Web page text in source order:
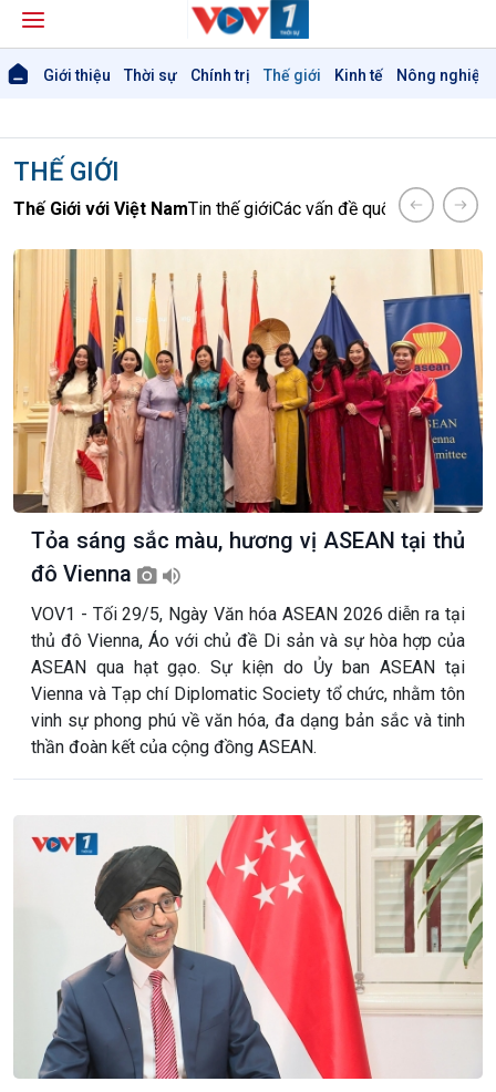
Giới thiệu Thời sự Chính trị Thế giới Kinh tế Nông nghiệp
THẾ GIỚI
Thế Giới với Việt NamTin thế giớiCác vấn đề quốc tếHồ sơ sự
Tỏa sáng sắc màu, hương vị ASEAN tại thủ
đô Vienna
VOV1 - Tối 29/5, Ngày Văn hóa ASEAN 2026 diễn ra tại
thủ đô Vienna, Áo với chủ đề Di sản và sự hòa hợp của
ASEAN qua hạt gạo. Sự kiện do Ủy ban ASEAN tại
Vienna và Tạp chí Diplomatic Society tổ chức, nhằm tôn
vinh sự phong phú về văn hóa, đa dạng bản sắc và tinh
thần đoàn kết của cộng đồng ASEAN.